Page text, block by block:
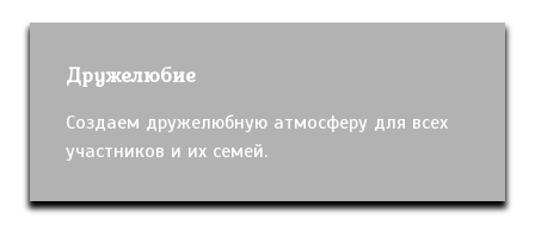
Дружелюбие
Создаем дружелюбную атмосферу для всех
участников и их семей.